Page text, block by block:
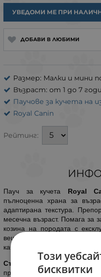
УВЕДОМИ МЕ ПРИ
ДОБАВИ В ЛЮБИМИ
Размер: Малки и мини
Възраст: от 1 до 7
Паучове за кучета на
Royal Canin
Рейтинг:
Пауч за кучета Royal
пълноценна храна за
адаптирана текстура.
месечна възраст. Помага за
козина на породата с
вещества. Освен това
качеството на изпражненията.
Състав:
месо и животински
произход, зърнени
Този
бисквитки